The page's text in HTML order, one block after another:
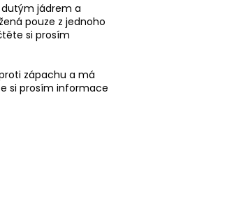
jádrem a
pouze z jednoho
si prosím
zápachu a má
si prosím informace